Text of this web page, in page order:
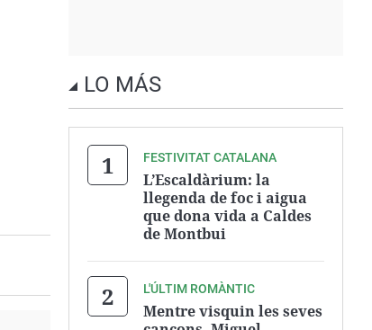
LO MÁS
FESTIVITAT CATALANA
L’Escaldàrium: la
llegenda de foc i aigua
que dona vida a Caldes
de Montbui
L'ÚLTIM ROMÀNTIC
Mentre visquin les seves